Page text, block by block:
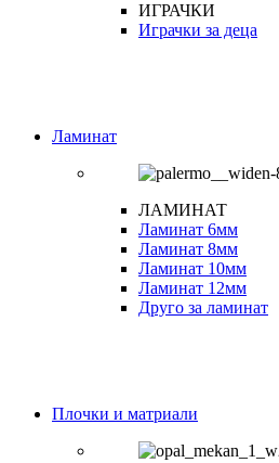
ИГРАЧКИ
Играчки за деца
Ламинат
ЛАМИНАТ
Ламинат 6мм
Ламинат 8мм
Ламинат 10мм
Ламинат 12мм
Друго за ламинат
Плочки и матриали